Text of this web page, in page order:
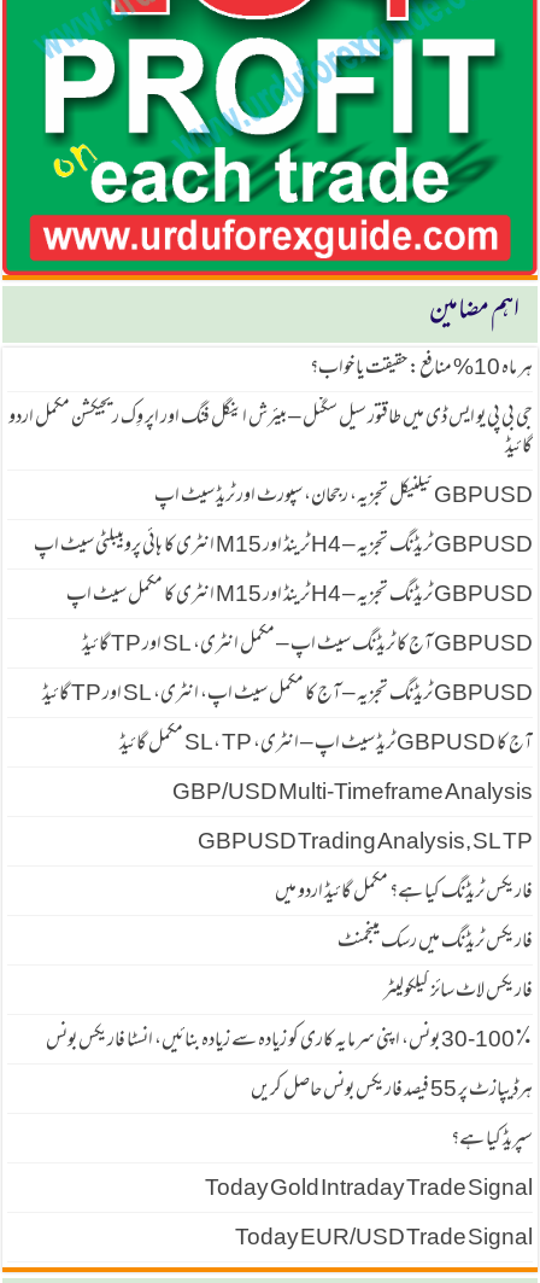
اہم مضامین
ہر ماہ 10% منافع: حقیقت یا خواب؟
جی بی پی یو ایس ڈی میں طاقتور سیل سگنل – بیئرش اینگل فنگ اور اپر وِک ریجیکشن مکمل اردو
گائیڈ
GBPUSD ٹیکنیکل تجزیہ، رجحان، سپورٹ اور ٹریڈ سیٹ اپ
GBPUSD ٹریڈنگ تجزیہ – H4 ٹرینڈ اور M15 انٹری کا ہائی پروبیبلٹی سیٹ اپ
GBPUSD ٹریڈنگ تجزیہ – H4 ٹرینڈ اور M15 انٹری کا مکمل سیٹ اپ
GBPUSD آج کا ٹریڈنگ سیٹ اپ – مکمل انٹری، SL اور TP گائیڈ
GBPUSD ٹریڈنگ تجزیہ – آج کا مکمل سیٹ اپ، انٹری، SL اور TP گائیڈ
آج کا GBPUSD ٹریڈ سیٹ اپ – انٹری، SL، TP مکمل گائیڈ
GBP/USD Multi-Timeframe Analysis
GBPUSD Trading Analysis, SL TP
فاریکس ٹریڈنگ کیا ہے؟ مکمل گائیڈ اردو میں
فاریکس ٹریڈنگ میں رسک مینجمنٹ
فاریکس لاٹ سائز کیلکولیٹر
30-100٪ بونس، اپنی سرمایہ کاری کو زیادہ سے زیادہ بنائیں، انسٹا فاریکس بونس
ہرڈیپازٹ پر 55 فیصد فاریكس بونس حاصل كریں
سپریڈ كیا ہے؟
Today Gold Intraday Trade Signal
Today EUR/USD Trade Signal